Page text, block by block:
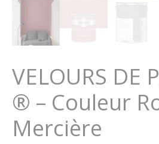
VELOURS DE
® – Couleur
Mercière